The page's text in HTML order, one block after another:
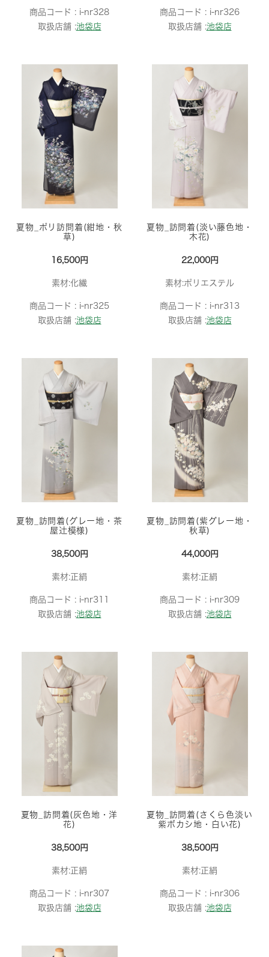
商品コード : i-nr328
取扱店舗 :池袋店
商品コード : i-nr326
取扱店舗 :池袋店
夏物_ポリ訪問着(紺地・秋
草)
16,500円
素材:化繊
商品コード : i-nr325
取扱店舗 :池袋店
夏物_訪問着(淡い藤色地・
木花)
22,000円
素材:ポリエステル
商品コード : i-nr313
取扱店舗 :池袋店
夏物_訪問着(グレー地・茶
屋辻模様)
38,500円
素材:正絹
商品コード : i-nr311
取扱店舗 :池袋店
夏物_訪問着(紫グレー地・
秋草)
44,000円
素材:正絹
商品コード : i-nr309
取扱店舗 :池袋店
夏物_訪問着(灰色地・洋
花)
38,500円
素材:正絹
商品コード : i-nr307
取扱店舗 :池袋店
夏物_訪問着(さくら色淡い
紫ボカシ地・白い花)
38,500円
素材:正絹
商品コード : i-nr306
取扱店舗 :池袋店